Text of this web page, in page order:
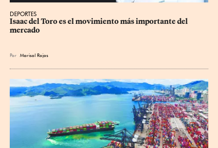
DEPORTES
Isaac del Toro es el movimiento más importante del
mercado
Por Marisol Rojas